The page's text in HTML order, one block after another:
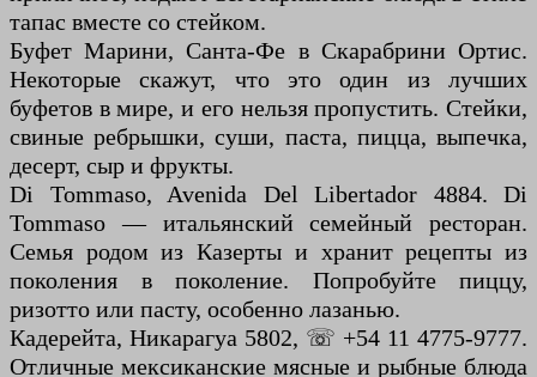
тапас вместе со стейком.
Буфет Марини, Санта-Фе в Скарабрини Ортис.
Некоторые скажут, что это один из лучших
буфетов в мире, и его нельзя пропустить. Стейки,
свиные ребрышки, суши, паста, пицца, выпечка,
десерт, сыр и фрукты.
Di Tommaso, Avenida Del Libertador 4884. Di
Tommaso — итальянский семейный ресторан.
Семья родом из Казерты и хранит рецепты из
поколения в поколение. Попробуйте пиццу,
ризотто или пасту, особенно лазанью.
Кадерейта, Никарагуа 5802, ☏ +54 11 4775-9777.
Отличные мексиканские мясные и рыбные блюда